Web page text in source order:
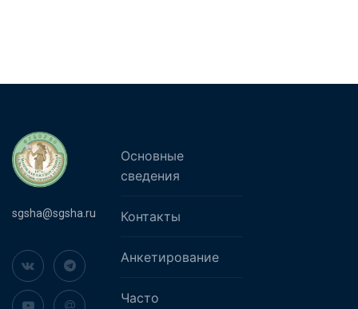
sgsha@sgsha.ru
Основные
сведения
Контакты
Анкетирование
Часто